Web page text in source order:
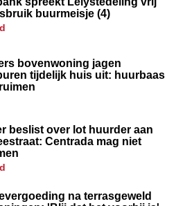
buurmeisje (4)
bovenwoning jagen
tijdelijk huis uit: huurbaas
beslist over lot huurder aan
Centrada mag niet
na terrasgeweld